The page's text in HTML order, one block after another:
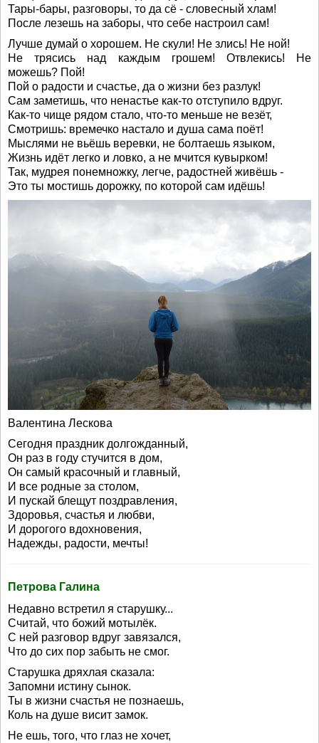
Тары-бары, разговоры, то да сё - словесный хлам!
После лезешь на заборы, что себе настроил сам!
Лучше думай о хорошем. Не скули! Не злись! Не ной!
Не трясись над каждым грошем! Отвлекись! Не
можешь? Пой!
Пой о радости и счастье, да о жизни без разлук!
Сам заметишь, что ненастье как-то отступило вдруг.
Как-то чище рядом стало, что-то меньше не везёт,
Смотришь: времечко настало и душа сама поёт!
Мыслями не вьёшь веревки, не болтаешь языком,
Жизнь идёт легко и ловко, а не мчится кувырком!
Так, мудрея понемножку, легче, радостней живёшь -
Это ты мостишь дорожку, по которой сам идёшь!
Валентина Лескова
Сегодня праздник долгожданный,
Он раз в году стучится в дом,
Он самый красочный и главный,
И все родные за столом,
И пускай блещут поздравления,
Здоровья, счастья и любви,
И дорогого вдохновения,
Надежды, радости, мечты!
Петрова Галина
Недавно встретил я старушку...
Считай, что божий мотылёк.
С ней разговор вдруг завязался,
Что до сих пор забыть не смог.
Старушка дряхлая сказала:
Запомни истину сынок.
Ты в жизни счастья не познаешь,
Коль на душе висит замок.
Не ешь, того, что глаз не хочет,